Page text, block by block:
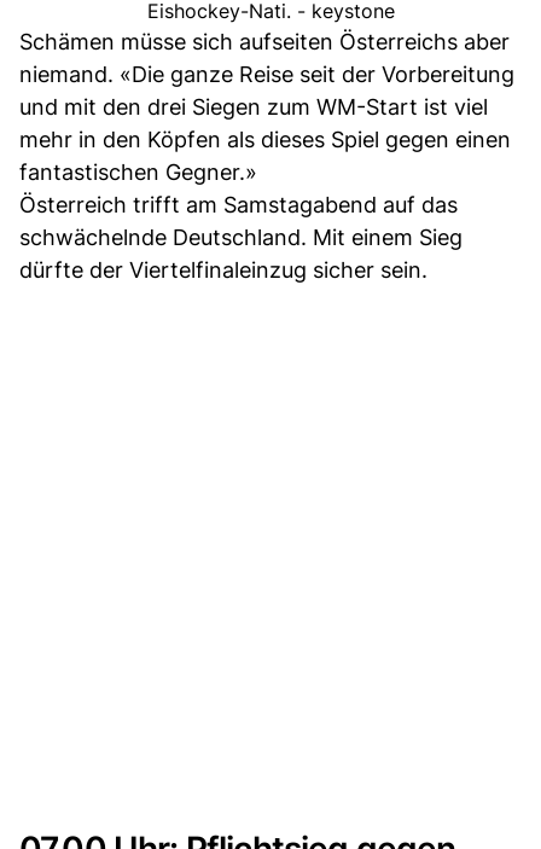
Eishockey-Nati. - keystone
Schämen müsse sich aufseiten Österreichs aber
niemand. «Die ganze Reise seit der Vorbereitung
und mit den drei Siegen zum WM-Start ist viel
mehr in den Köpfen als dieses Spiel gegen einen
fantastischen Gegner.»
Österreich trifft am Samstagabend auf das
schwächelnde Deutschland. Mit einem Sieg
dürfte der Viertelfinaleinzug sicher sein.